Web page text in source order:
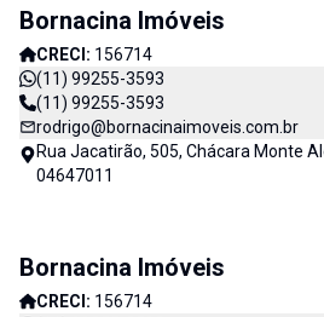
Bornacina Imóveis
CRECI: 156714
(11) 99255-3593
(11) 99255-3593
rodrigo@bornacinaimoveis.com.br
Rua Jacatirão, 505, Chácara Monte
04647011
Bornacina Imóveis
CRECI: 156714